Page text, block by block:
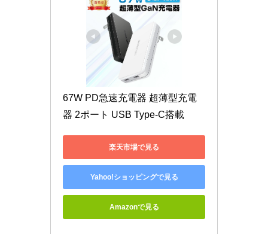
67W PD急速充電器 超薄型充電
器 2ポート USB Type-C搭載
楽天市場で見る
Yahoo!ショッピングで見る
Amazonで見る